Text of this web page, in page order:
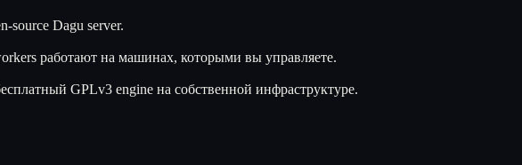
source Dagu server.
работают на машинах, которыми вы управляете.
GPLv3 engine на собственной инфраструктуре.